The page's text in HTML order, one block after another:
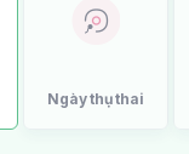
Ngày thụ thai